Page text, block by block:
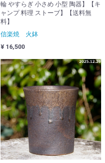
輪 やすらぎ 小さめ 小型 陶器】【キ
ャンプ 料理 ストーブ】【送料無
料】
信楽焼 火鉢
¥ 16,500